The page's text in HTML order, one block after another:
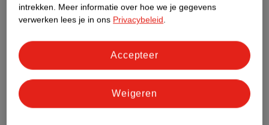
Nature Impact Score
Dit product heeft (nog) geen Nature
Impact Score.
intrekken. Meer informatie over hoe we je gegevens
verwerken lees je in ons Privacybeleid.
Weigeren
Accepteer